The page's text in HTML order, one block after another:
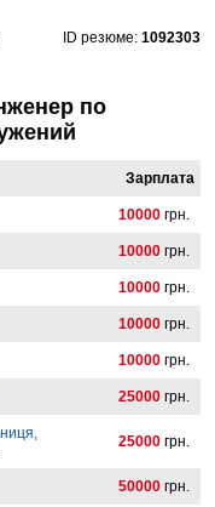
ID резюме: 1092303
по
Зарплата
10000 грн.
10000 грн.
10000 грн.
10000 грн.
10000 грн.
25000 грн.
25000 грн.
50000 грн.